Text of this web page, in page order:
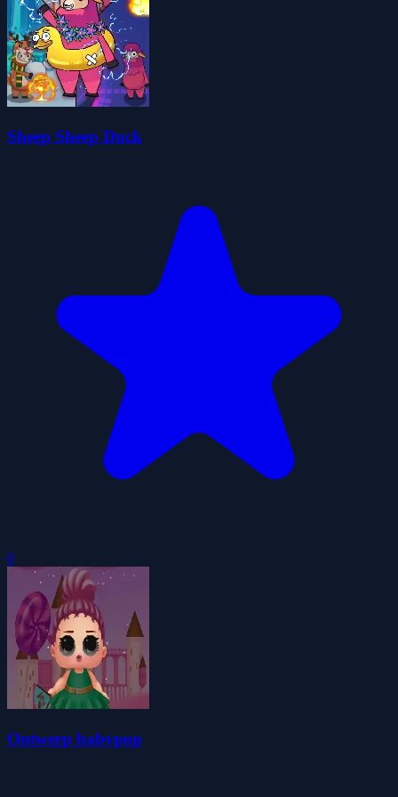
Sheep Sheep Duck
0
Ontwerp babypop